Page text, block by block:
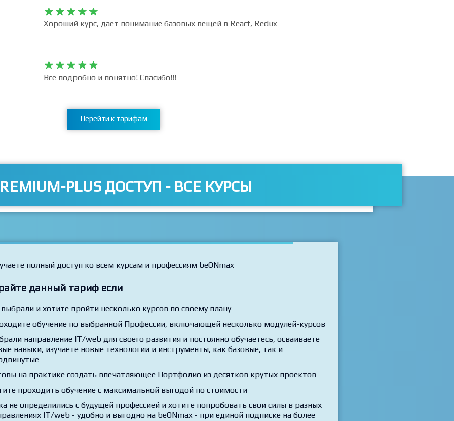
    
    
Хороший курс, дает понимание базовых вещей в React, Redux
    
    
Все подробно и понятно! Спасибо!!!
Перейти к тарифам
PLUS ДОСТУП - ВСЕ КУРСЫ
полный доступ ко всем курсам и профессиям beONmax
данный тариф если
и хотите пройти несколько курсов по своему плану
обучение по выбранной Профессии, включающей несколько модулей-курсов
направление IT/web для своего развития и постоянно обучаетесь, осваиваете
навыки, изучаете новые технологии и инструменты, как базовые, так и
на практике создать впечатляющее Портфолио из десятков крутых проектов
проходить обучение с максимальной выгодой по стоимости
не определились с будущей профессией и хотите попробовать свои силы в разных
IT/web - удобно и выгодно на beONmax - при единой подписке на более